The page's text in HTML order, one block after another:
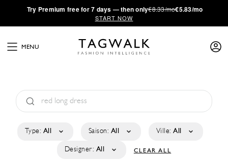
·Try Premium free for 7 days — then only€8.33/mo€5.83/mo
START NOW
MENU
Type: All Saison: All Ville: All
Designer: All CLEAR ALL